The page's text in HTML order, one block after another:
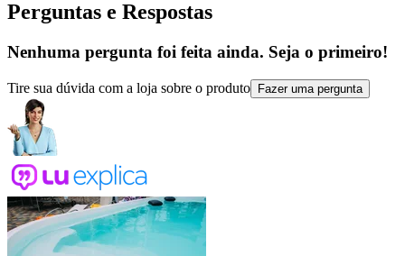
Perguntas e Respostas
Nenhuma pergunta foi feita ainda. Seja o primeiro!
Tire sua dúvida com a loja sobre o produto Fazer uma pergunta